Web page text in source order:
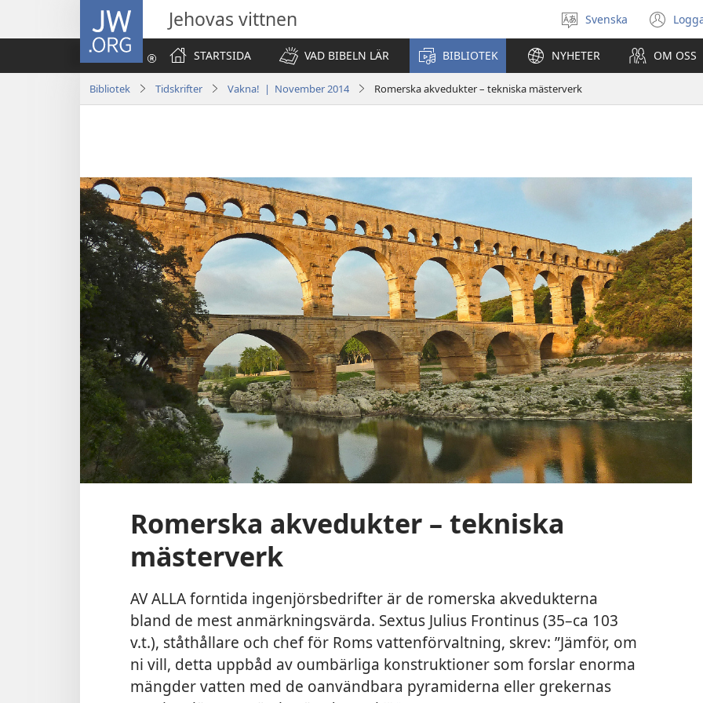
JW.ORG Jehovas vittnen
Välj
språk
Svenska
STARTSIDA
VAD BIBELN LÄR BIBLIOTEK NYHETER OM OSS
Bibliotek Tidskrifter Vakna! | November 2014 Romerska akvedukter – tekniska mästerverk
Romerska akvedukter – tekniska
mästerverk
AV ALLA forntida ingenjörsbedrifter är de romerska akvedukterna
bland de mest anmärkningsvärda. Sextus Julius Frontinus (35–ca 103
v.t.), ståthållare och chef för Roms vattenförvaltning, skrev: ”Jämför, om
ni vill, detta uppbåd av oumbärliga konstruktioner som forslar enorma
mängder vatten med de oanvändbara pyramiderna eller grekernas